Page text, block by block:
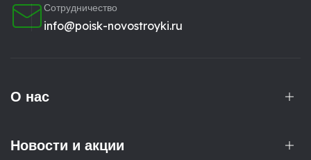
Сотрудничество
info@poisk-novostroyki.ru
О нас
Новости и акции